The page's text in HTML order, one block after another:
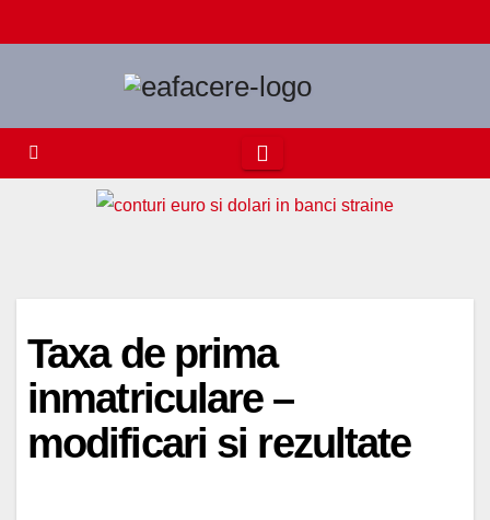
to
Taxa de prima
inmatriculare –
modificari si rezultate